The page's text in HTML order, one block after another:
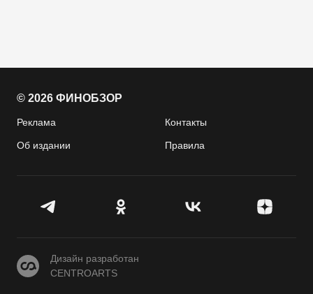
© 2026 ФИНОБЗОР
Реклама Контакты
Об издании Правила
CENTROARTS